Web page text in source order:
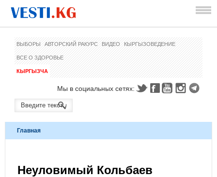
ВЫБОРЫ АВТОРСКИЙ РАКУРС ВИДЕО КЫРГЫЗОВЕДЕНИЕ
ВСЕ О ЗДОРОВЬЕ
КЫРГЫЗЧА
Мы в социальных сетях:
Главная
Неуловимый Кольбаев